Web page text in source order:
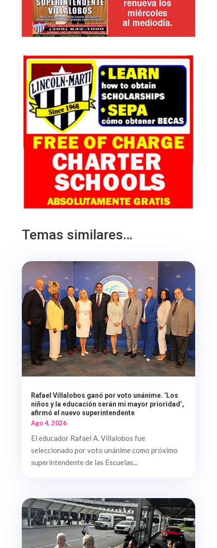
Temas similares…
Rafael Villalobos ganó por voto unánime. ‘Los
niños y la educación serán mi mayor prioridad’,
afirmó el nuevo superintendente
Ago 4, 2026
El educador Rafael A. Villalobos fue
seleccionado por voto unánime como próximo
superintendente de las Escuelas...